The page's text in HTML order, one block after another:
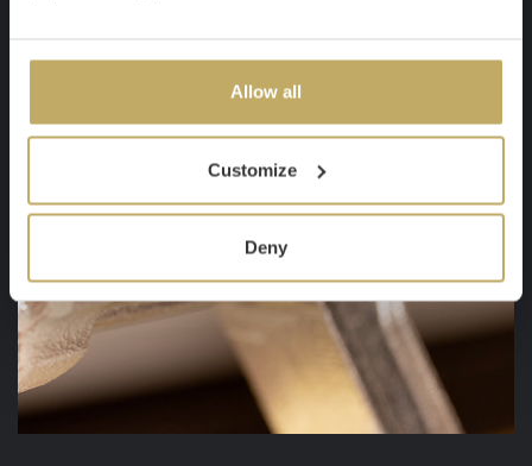
Allow all
Customize
Deny